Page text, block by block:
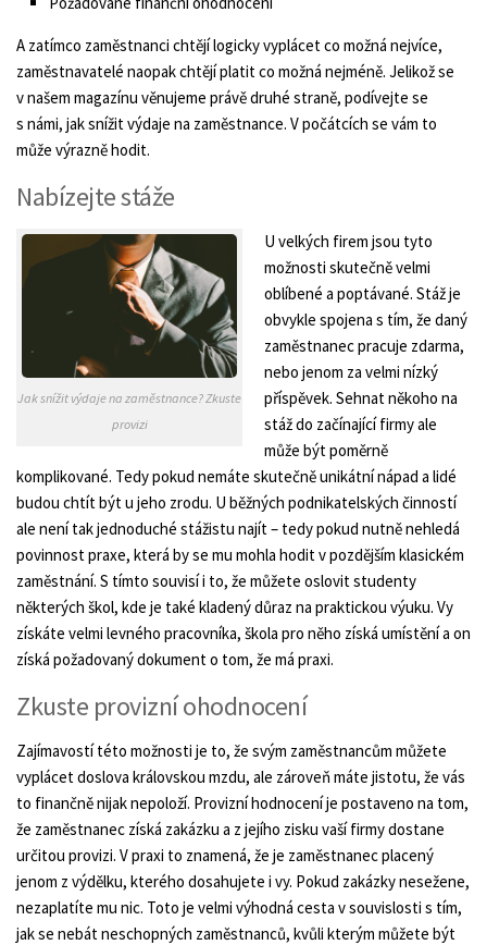
A zatímco zaměstnanci chtějí logicky vyplácet co možná nejvíce,
zaměstnavatelé naopak chtějí platit co možná nejméně. Jelikož se
v našem magazínu věnujeme právě druhé straně, podívejte se
s námi, jak snížit výdaje na zaměstnance. V počátcích se vám to
může výrazně hodit.
Nabízejte stáže
Jak snížit výdaje na zaměstnance? Zkuste
provizi
U velkých firem jsou tyto
možnosti skutečně velmi
oblíbené a poptávané. Stáž je
obvykle spojena s tím, že daný
zaměstnanec pracuje zdarma,
nebo jenom za velmi nízký
příspěvek. Sehnat někoho na
stáž do začínající firmy ale
může být poměrně
komplikované. Tedy pokud nemáte skutečně unikátní nápad a lidé
budou chtít být u jeho zrodu. U běžných podnikatelských činností
ale není tak jednoduché stážistu najít – tedy pokud nutně nehledá
povinnost praxe, která by se mu mohla hodit v pozdějším klasickém
zaměstnání. S tímto souvisí i to, že můžete oslovit studenty
některých škol, kde je také kladený důraz na praktickou výuku. Vy
získáte velmi levného pracovníka, škola pro něho získá umístění a on
získá požadovaný dokument o tom, že má praxi.
Zkuste provizní ohodnocení
Zajímavostí této možnosti je to, že svým zaměstnancům můžete
vyplácet doslova královskou mzdu, ale zároveň máte jistotu, že vás
to finančně nijak nepoloží. Provizní hodnocení je postaveno na tom,
že zaměstnanec získá zakázku a z jejího zisku vaší firmy dostane
určitou provizi. V praxi to znamená, že je zaměstnanec placený
jenom z výdělku, kterého dosahujete i vy. Pokud zakázky nesežene,
nezaplatíte mu nic. Toto je velmi výhodná cesta v souvislosti s tím,
jak se nebát neschopných zaměstnanců, kvůli kterým můžete být